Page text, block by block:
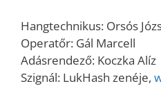
Hangtechnikus: Orsós
Operatőr: Gál Marcell
Adásrendező: Koczka Alíz
Szignál: LukHash zenéje,